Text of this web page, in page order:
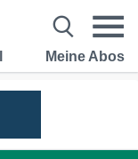
Meine Abos